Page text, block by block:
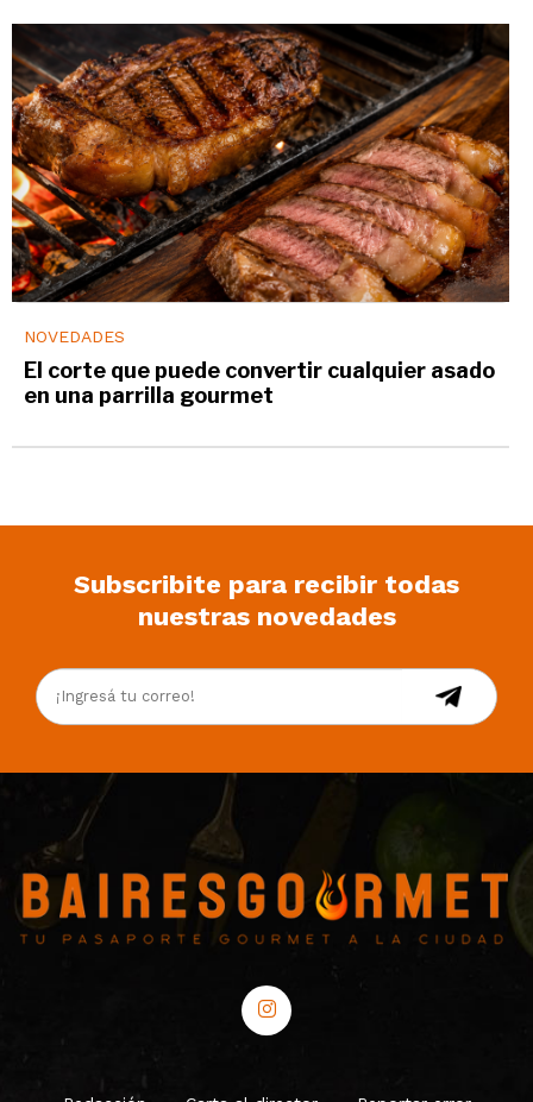
NOVEDADES
El corte que puede convertir cualquier asado
en una parrilla gourmet
Subscribite para recibir todas
nuestras novedades